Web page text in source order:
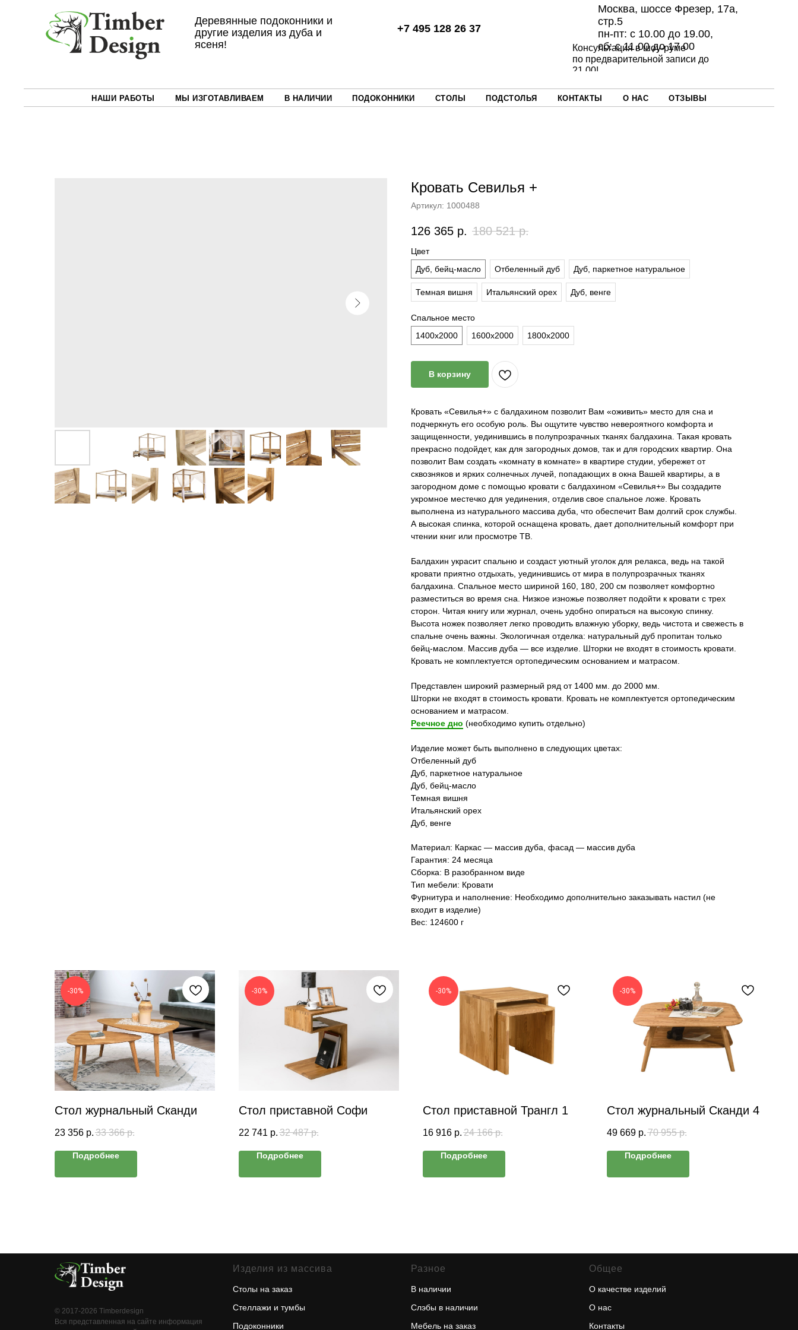
+7 495 128 26 37
Консультация в шоу-руме
по предварительной записи до
21.00!
Москва, шоссе Фрезер, 17а,
стр.5
пн-пт: с 10.00 до 19.00,
сб: с 11.00 до 17.00
Деревянные подоконники и
другие изделия из дуба и
ясеня!
НАШИ РАБОТЫ МЫ ИЗГОТАВЛИВАЕМ В НАЛИЧИИ ПОДОКОННИКИ СТОЛЫ ПОДСТОЛЬЯ КОНТАКТЫ О НАС ОТЗЫВЫ
Кровать Севилья +
Артикул: 1000488
126 365 р. 180 521 р.
Цвет
Дуб, бейц-масло
Отбеленный дуб Дуб, паркетное натуральное
Темная вишня Итальянский орех Дуб, венге
Спальное место
1400х2000
1600х2000 1800х2000
В корзину
Кровать «Севилья+» с балдахином позволит Вам «оживить» место для сна и
подчеркнуть его особую роль. Вы ощутите чувство невероятного комфорта и
защищенности, уединившись в полупрозрачных тканях балдахина. Такая кровать
прекрасно подойдет, как для загородных домов, так и для городских квартир. Она
позволит Вам создать «комнату в комнате» в квартире студии, убережет от
сквозняков и ярких солнечных лучей, попадающих в окна Вашей квартиры, а в
загородном доме с помощью кровати с балдахином «Севилья+» Вы создадите
укромное местечко для уединения, отделив свое спальное ложе. Кровать
выполнена из натурального массива дуба, что обеспечит Вам долгий срок службы.
А высокая спинка, которой оснащена кровать, дает дополнительный комфорт при
чтении книг или просмотре ТВ.
Балдахин украсит спальню и создаст уютный уголок для релакса, ведь на такой
кровати приятно отдыхать, уединившись от мира в полупрозрачных тканях
балдахина. Спальное место шириной 160, 180, 200 см позволяет комфортно
разместиться во время сна. Низкое изножье позволяет подойти к кровати с трех
сторон. Читая книгу или журнал, очень удобно опираться на высокую спинку.
Высота ножек позволяет легко проводить влажную уборку, ведь чистота и свежесть в
спальне очень важны. Экологичная отделка: натуральный дуб пропитан только
бейц-маслом. Массив дуба — все изделие. Шторки не входят в стоимость кровати.
Кровать не комплектуется ортопедическим основанием и матрасом.
Представлен широкий размерный ряд от 1400 мм. до 2000 мм.
Шторки не входят в стоимость кровати. Кровать не комплектуется ортопедическим
основанием и матрасом.
Реечное дно (необходимо купить отдельно)
Изделие может быть выполнено в следующих цветах:
Отбеленный дуб
Дуб, паркетное натуральное
Дуб, бейц-масло
Темная вишня
Итальянский орех
Дуб, венге
Материал: Каркас — массив дуба, фасад — массив дуба
Гарантия: 24 месяца
Сборка: В разобранном виде
Тип мебели: Кровати
Фурнитура и наполнение: Необходимо дополнительно заказывать настил (не
входит в изделие)
Вес: 124600 г
-30%
Стол журнальный Сканди
23 356 р. 33 366 р.
Подробнее
-30%
Стол приставной Софи
22 741 р. 32 487 р.
Подробнее
-30%
Стол приставной Трангл 1
16 916 р. 24 166 р.
Подробнее
-30%
Стол журнальный Сканди 4
49 669 р. 70 955 р.
Подробнее
© 2017-2026 Timberdesign
Вся представленная на сайте информация
Изделия из массива
Столы на заказ
Стеллажи и тумбы
Подоконники
Разное
В наличии
Слэбы в наличии
Мебель на заказ
Общее
О качестве изделий
О нас
Контакты